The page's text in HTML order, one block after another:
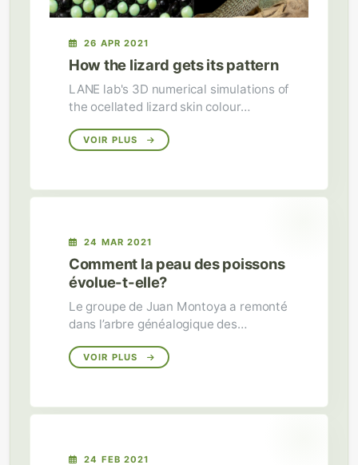
26 APR 2021
How the lizard gets its pattern
LANE lab's 3D numerical simulations of
the ocellated lizard skin colour
Nature Communications.
VOIR PLUS
24 MAR 2021
Comment la peau des poissons
évolue-t-elle?
Le groupe de Juan Montoya a remonté
dans l’arbre généalogique des
de reconstituer l’évolution des
VOIR PLUS
24 FEB 2021